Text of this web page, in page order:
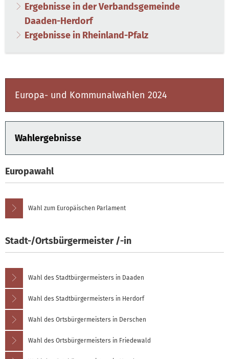
Ergebnisse in der Verbandsgemeinde
Daaden-Herdorf
Ergebnisse in Rheinland-Pfalz
Europa- und Kommunalwahlen 2024
Wahlergebnisse
Europawahl
Wahl zum Europäischen Parlament
Stadt-/Ortsbürgermeister /-in
Wahl des Stadtbürgermeisters in Daaden
Wahl des Stadtbürgermeisters in Herdorf
Wahl des Ortsbürgermeisters in Derschen
Wahl des Ortsbürgermeisters in Friedewald